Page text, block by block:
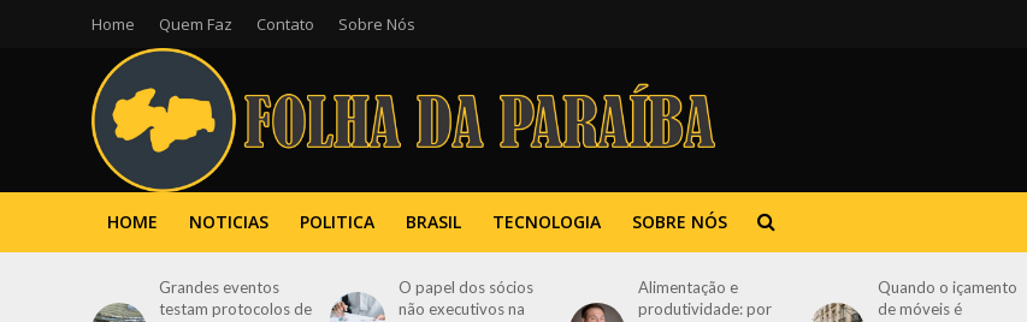
Home Quem Faz Contato Sobre Nós
HOME NOTICIAS POLITICA BRASIL TECNOLOGIA SOBRE NÓS
Grandes eventos
testam protocolos de
O papel dos sócios
não executivos na
Alimentação e
produtividade: por
Quando o içamento
de móveis é